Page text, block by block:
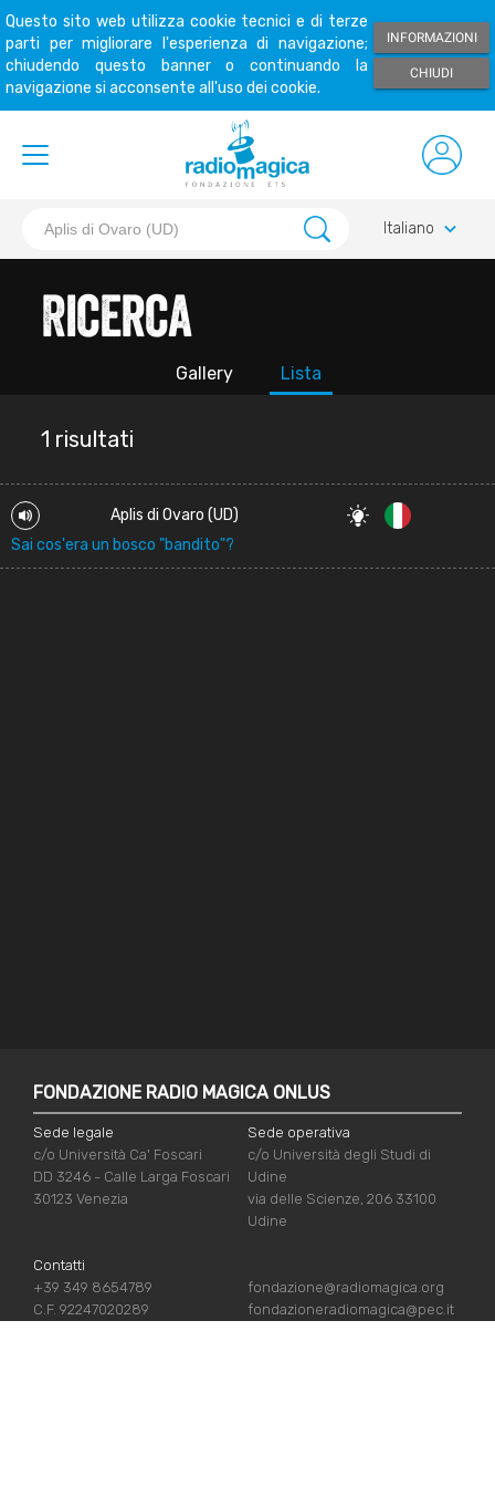
Questo sito web utilizza cookie tecnici e di terze
parti per migliorare l'esperienza di navigazione;
chiudendo questo banner o continuando la
navigazione si acconsente all'uso dei cookie.
INFORMAZIONI
CHIUDI
Italiano keyboard_arrow_down
Ricerca
Gallery Lista
1 risultati
Aplis di Ovaro (UD)
Sai cos'era un bosco "bandito"?
FONDAZIONE RADIO MAGICA ONLUS
Sede legale
c/o Università Ca' Foscari
DD 3246 - Calle Larga Foscari
30123 Venezia
Sede operativa
c/o Università degli Studi di
Udine
via delle Scienze, 206 33100
Udine
Contatti
+39 349 8654789
C.F. 92247020289
fondazione@radiomagica.org
fondazioneradiomagica@pec.it